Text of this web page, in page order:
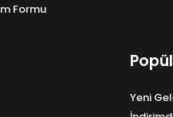
Formu
Yeni